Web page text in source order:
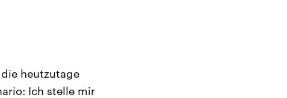
heutzutage
Ich stelle mir